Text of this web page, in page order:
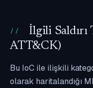
İlgili
ATT&CK)
Bu IoC ile ilişkili
olarak haritalandığı